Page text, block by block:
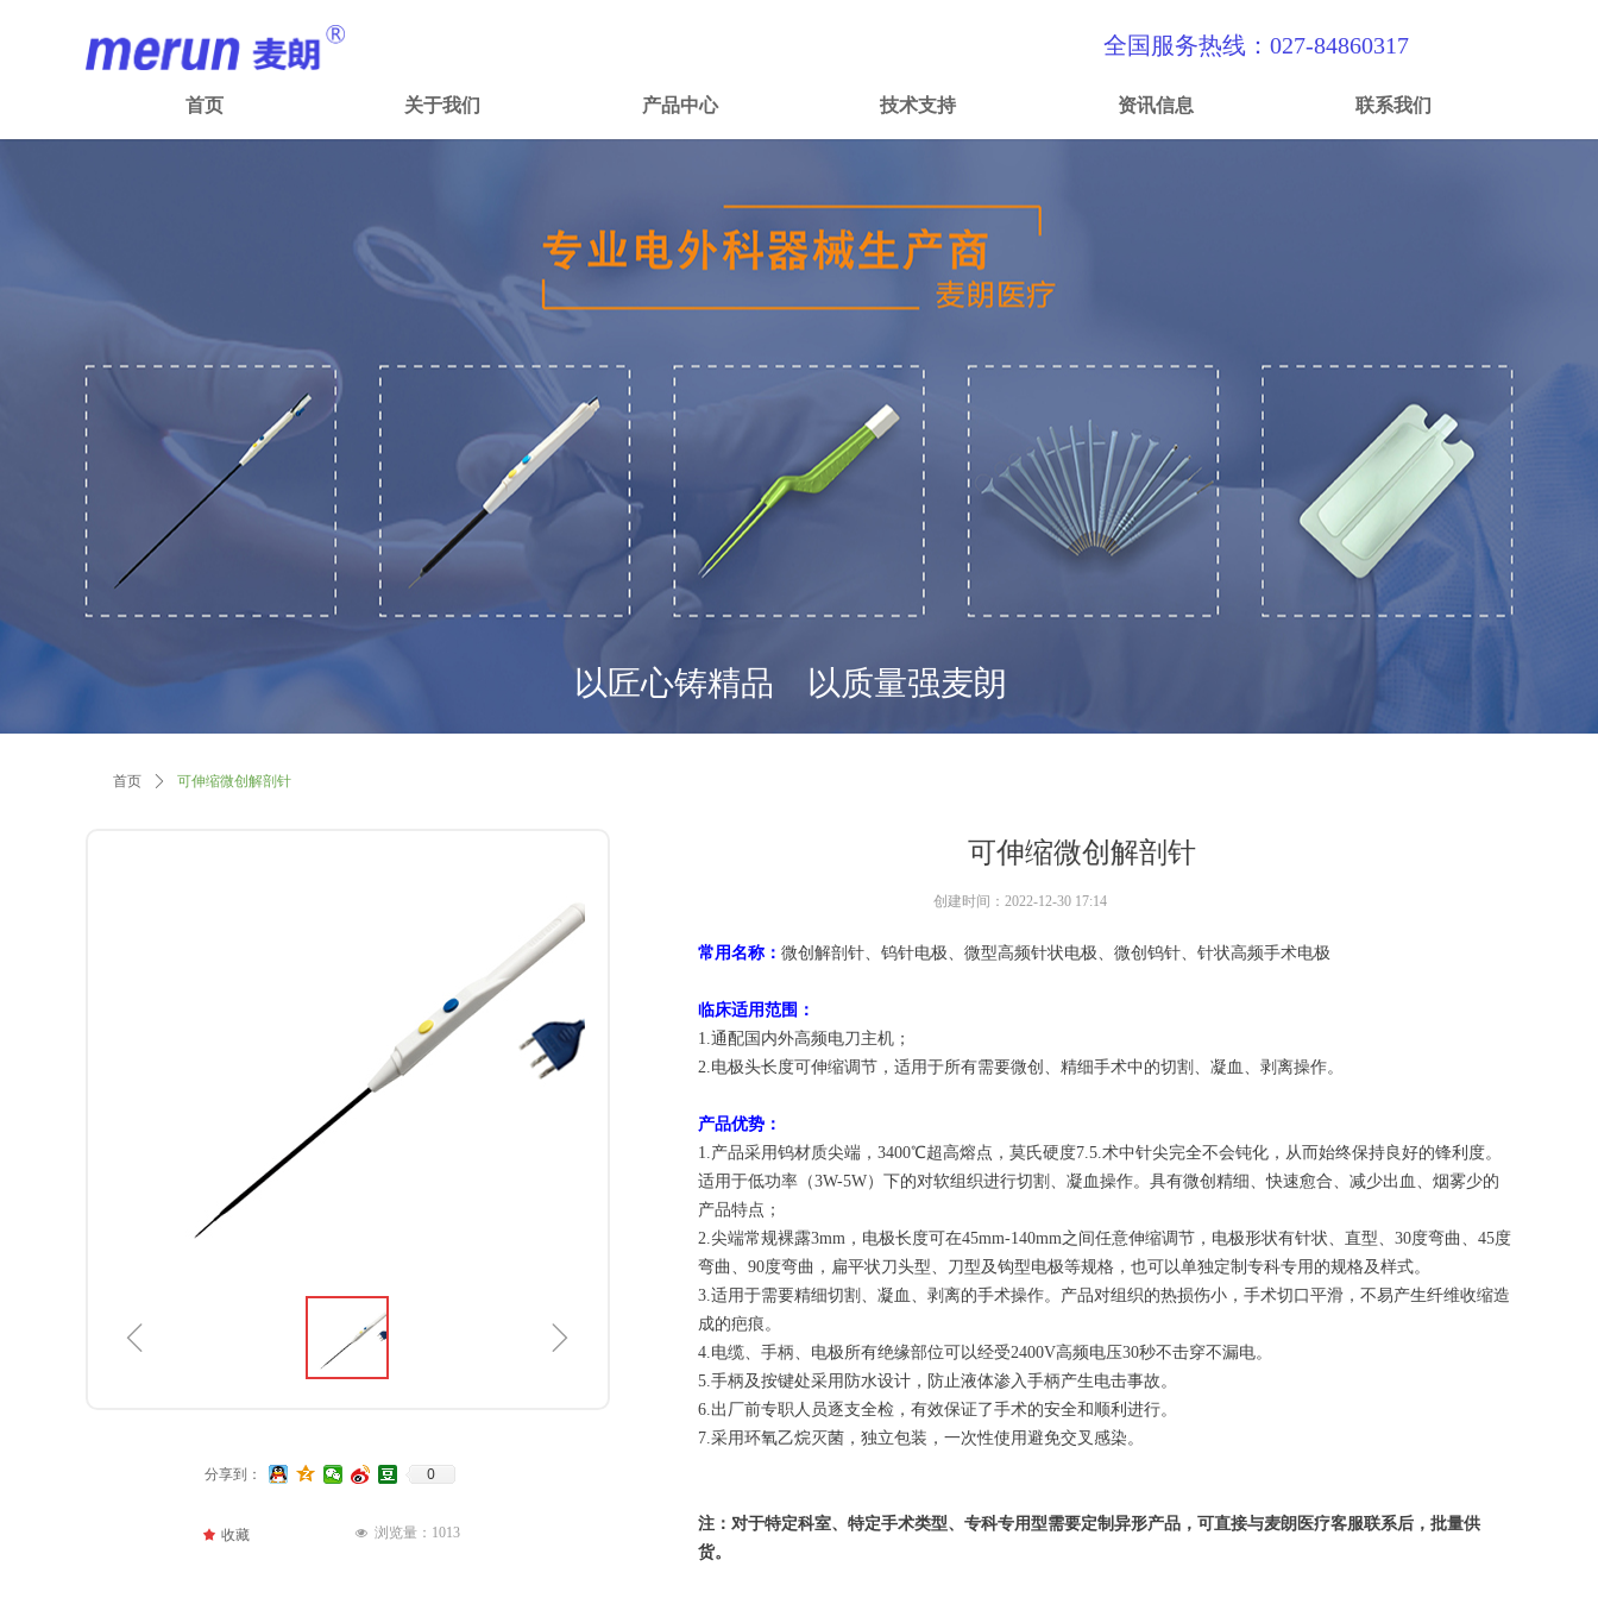
首页 关于我们 产品中心 技术支持 资讯信息 联系我们
全国服务热线：027-84860317
ꁆ ꁇ
可伸缩微创解剖针
首页 ꄲ 可伸缩微创解剖针
常用名称： 微创解剖针、钨针电极、微型高频针状电极、微创钨针、针状高频手术电极
临床适用范围：
1.通配国内外高频电刀主机；
2.电极头长度可伸缩调节，适用于所有需要微创、精细手术中的切割、凝血、剥离操作。
产品优势：
1.产品采用钨材质尖端，3400℃超高熔点，莫氏硬度7.5.术中针尖完全不会钝化，从而始终保持良好的锋利度。
适用于低功率（3W-5W）下的对软组织进行切割、凝血操作。具有微创精细、快速愈合、减少出血、烟雾少的
产品特点；
2.尖端常规裸露3mm，电极长度可在45mm-140mm之间任意伸缩调节，电极形状有针状、直型、30度弯曲、45度
弯曲、90度弯曲，扁平状刀头型、刀型及钩型电极等规格，也可以单独定制专科专用的规格及样式。
3.适用于需要精细切割、凝血、剥离的手术操作。产品对组织的热损伤小，手术切口平滑，不易产生纤维收缩造
成的疤痕。
4.电缆、手柄、电极所有绝缘部位可以经受2400V高频电压30秒不击穿不漏电。
5.手柄及按键处采用防水设计，防止液体渗入手柄产生电击事故。
6.出厂前专职人员逐支全检，有效保证了手术的安全和顺利进行。
7.采用环氧乙烷灭菌，独立包装，一次性使用避免交叉感染。
注：对于特定科室、特定手术类型、专科专用型需要定制异形产品，可直接与麦朗医疗客服联系后，批量供
货。
创建时间： 2022-12-30 17:14
分享到： 0
끄 收藏 넶 浏览量： 1013
以匠心铸精品 以质量强麦朗